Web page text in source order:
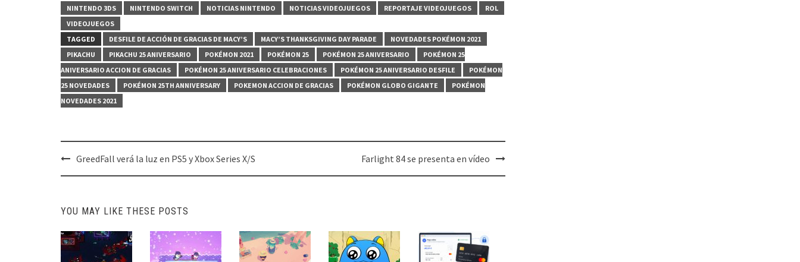
NINTENDO 3DS
NINTENDO SWITCH NOTICIAS NINTENDO NOTICIAS VIDEOJUEGOS REPORTAJE VIDEOJUEGOS
ROL
VIDEOJUEGOS
TAGGED
DESFILE DE ACCIÓN DE GRACIAS DE MACY’S MACY’S THANKSGIVING DAY PARADE
NOVEDADES POKÉMON 2021
PIKACHU
PIKACHU 25 ANIVERSARIO POKÉMON 2021 POKÉMON 25 POKÉMON 25 ANIVERSARIO
POKÉMON 25
ANIVERSARIO ACCION DE GRACIAS
POKÉMON 25 ANIVERSARIO CELEBRACIONES POKÉMON 25 ANIVERSARIO DESFILE
POKÉMON
25 NOVEDADES
POKÉMON 25TH ANNIVERSARY POKEMON ACCION DE GRACIAS POKÉMON GLOBO GIGANTE
POKÉMON
NOVEDADES 2021
Post
navigation
GreedFall verá la luz en PS5 y Xbox Series X/S Farlight 84 se presenta en vídeo
YOU MAY LIKE THESE POSTS